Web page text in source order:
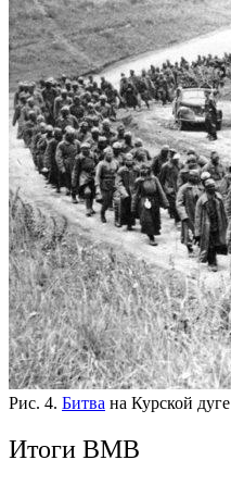
Рис. 4. Битва на Курской дуге
Итоги ВМВ